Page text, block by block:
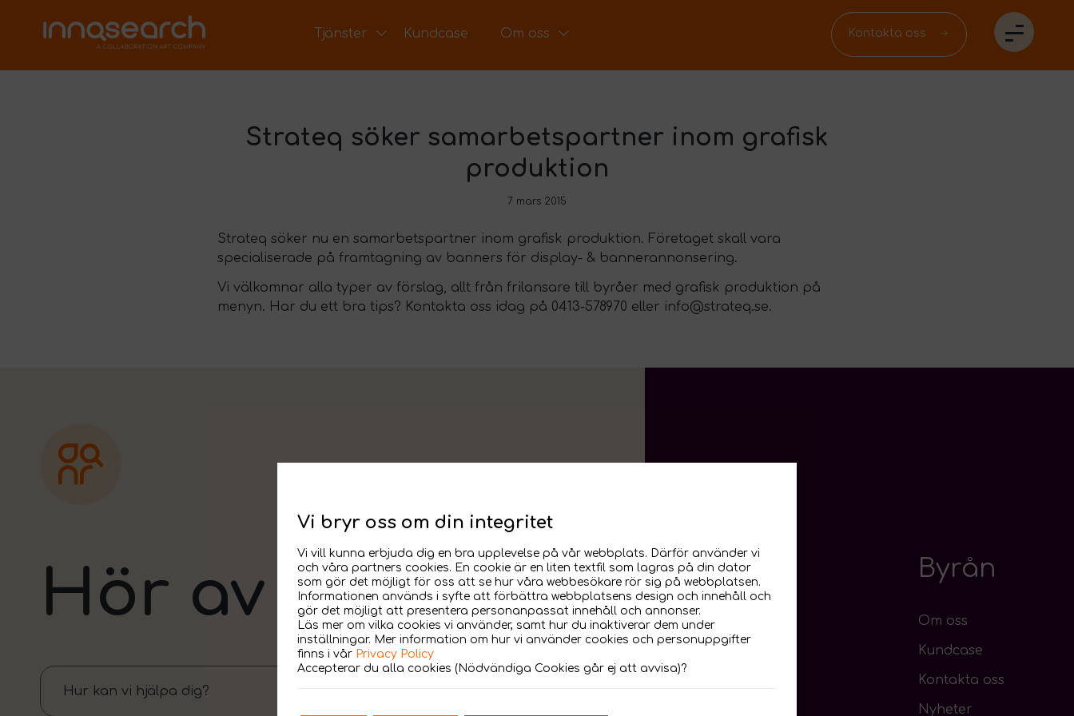
Tjänster Kundcase Om oss Kontakta oss
Strateq söker samarbetspartner inom grafisk
produktion
7 mars 2015
Strateq söker nu en samarbetspartner inom grafisk produktion. Företaget skall vara
specialiserade på framtagning av banners för display- & bannerannonsering.
Vi välkomnar alla typer av förslag, allt från frilansare till byråer med grafisk produktion på
menyn. Har du ett bra tips? Kontakta oss idag på 0413-578970 eller info@strateq.se.
Hör av dig.
Hur kan vi hjälpa dig?
Tjänster
SEO
SEM
Byrån
Om oss
Kundcase
Kontakta oss
Nyheter
Vi bryr oss om din integritet
Vi vill kunna erbjuda dig en bra upplevelse på vår webbplats. Därför använder vi
och våra partners cookies. En cookie är en liten textfil som lagras på din dator
som gör det möjligt för oss att se hur våra webbesökare rör sig på webbplatsen.
Informationen används i syfte att förbättra webbplatsens design och innehåll och
gör det möjligt att presentera personanpassat innehåll och annonser.
Läs mer om vilka cookies vi använder, samt hur du inaktiverar dem under
inställningar. Mer information om hur vi använder cookies och personuppgifter
finns i vår Privacy Policy
Accepterar du alla cookies (Nödvändiga Cookies går ej att avvisa)?